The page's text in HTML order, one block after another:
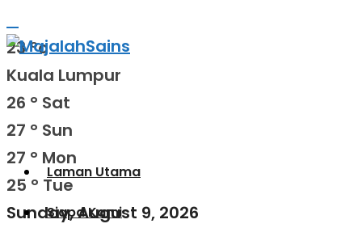
23°c
Kuala Lumpur
26 ° Sat
27 ° Sun
27 ° Mon
25 ° Tue
Sunday, August 9, 2026
Laman Utama
Siapa Kami